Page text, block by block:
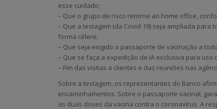
esse cuidado;
– Que o grupo de risco retorne ao home office,
– Que a testagem (da Covid-19) seja ampliada
forma célere;
– Que seja exigido o passaporte de vacinação a
– Que se faça a expedição de IA exclusiva para uso
– Fim das visitas a clientes e das reuniões nas
Sobre a testagem, os representantes do Banco
encaminhamentos. Sobre o passaporte vacinal,
as duas doses da vacina contra o coronavírus. A